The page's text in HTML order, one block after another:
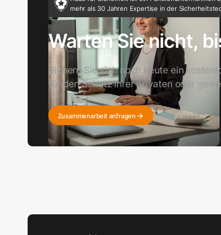
mehr als 30 Jahren Expertise in der
Warten Sie nicht,
Sichern Sie sich noch heute ein
für den Schutz Ihrer privaten oder
Zusammenarbeit anfragen